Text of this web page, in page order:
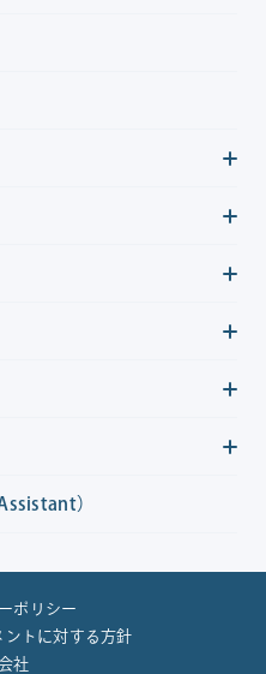
）
ポリシー
ントに対する方針
社